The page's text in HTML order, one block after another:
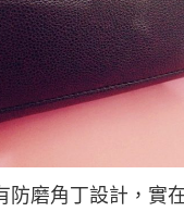
磨角丁設計，實